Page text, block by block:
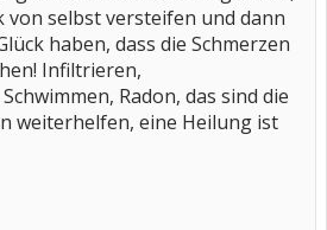
von selbst versteifen und dann
haben, dass die Schmerzen
Infiltrieren,
Radon, das sind die
weiterhelfen, eine Heilung ist